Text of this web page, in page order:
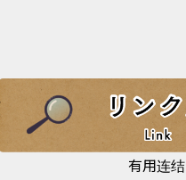
有用连结